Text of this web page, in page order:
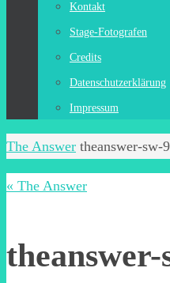
Kontakt
Stage-Fotografen
Credits
Datenschutzerklärung
Impressum
Start
The Answer theanswer-sw-
« The Answer
theanswer-